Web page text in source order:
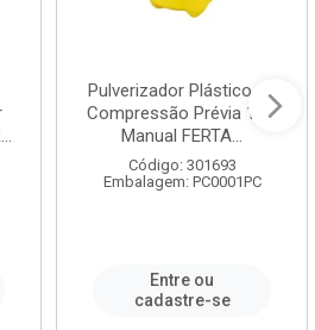
Pulverizador Plástico de
Compressão Prévia 1,5L
Manual FERTA...
Código: 301693
Embalagem: PC0001PC
Entre ou
cadastre-se